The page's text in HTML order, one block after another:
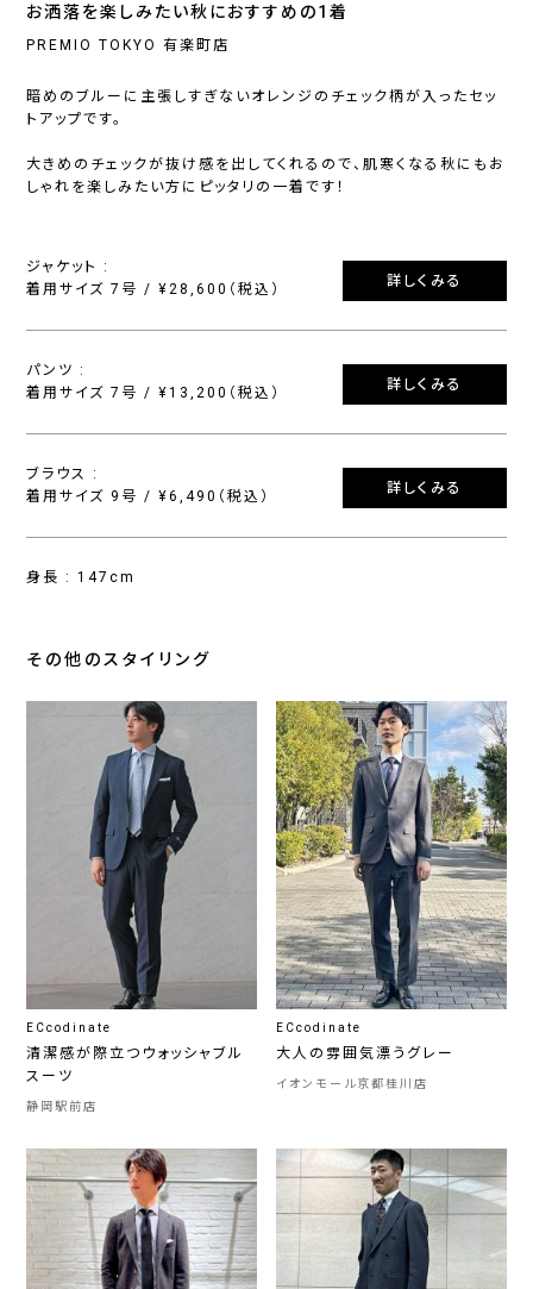
お洒落を楽しみたい秋におすすめの1着
PREMIO TOKYO 有楽町店
暗めのブルーに主張しすぎないオレンジのチェック柄が入ったセッ
トアップです。
大きめのチェックが抜け感を出してくれるので、肌寒くなる秋にもお
しゃれを楽しみたい方にピッタリの一着です！
ジャケット :
着用サイズ 7号 / ¥28,600（税込）
詳しくみる
パンツ :
着用サイズ 7号 / ¥13,200（税込）
詳しくみる
ブラウス :
着用サイズ 9号 / ¥6,490（税込）
詳しくみる
身長 : 147cm
その他のスタイリング
ECcodinate
清潔感が際立つウォッシャブル
スーツ
静岡駅前店
ECcodinate
大人の雰囲気漂うグレー
イオンモール京都桂川店